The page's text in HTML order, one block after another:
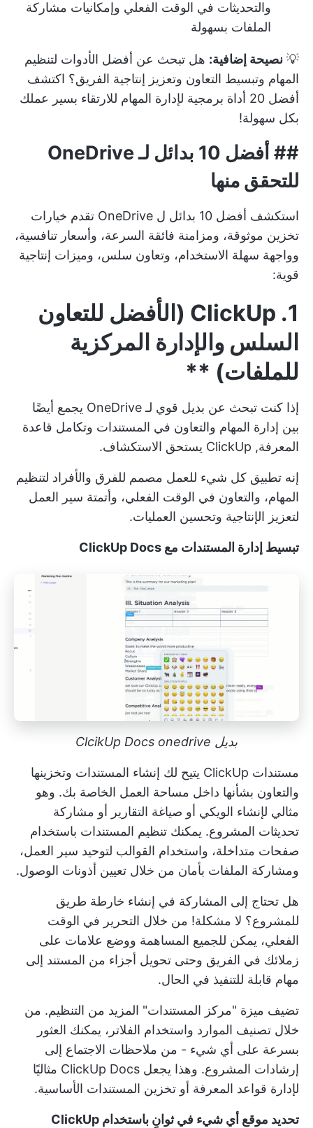
والتحديثات في الوقت الفعلي وإمكانيات مشاركة
الملفات بسهولة
💡 نصيحة إضافية: هل تبحث عن أفضل الأدوات لتنظيم
المهام وتبسيط التعاون وتعزيز إنتاجية الفريق؟ اكتشف
أفضل 20 أداة برمجية لإدارة المهام للارتقاء بسير عملك
بكل سهولة!
##
أفضل 10 بدائل لـ OneDrive
للتحقق منها
استكشف أفضل 10 بدائل ل OneDrive تقدم خيارات
تخزين موثوقة، ومزامنة فائقة السرعة، وأسعار تنافسية،
وواجهة سهلة الاستخدام، وتعاون سلس، وميزات إنتاجية
قوية:
1. ClickUp (الأفضل للتعاون
السلس والإدارة المركزية
للملفات) **
إذا كنت تبحث عن بديل قوي لـ OneDrive يجمع أيضًا
بين إدارة المهام والتعاون في المستندات وتكامل قاعدة
المعرفة, ClickUp يستحق الاستكشاف.
إنه تطبيق كل شيء للعمل مصمم للفرق والأفراد لتنظيم
المهام، والتعاون في الوقت الفعلي، وأتمتة سير العمل
لتعزيز الإنتاجية وتحسين العمليات.
تبسيط إدارة المستندات مع ClickUp Docs
بديل ClcikUp Docs onedrive
مستندات ClickUp
يتيح لك إنشاء المستندات وتخزينها
والتعاون بشأنها داخل مساحة العمل الخاصة بك. وهو
مثالي لإنشاء الويكي أو صياغة التقارير أو مشاركة
تحديثات المشروع. يمكنك تنظيم المستندات باستخدام
صفحات متداخلة، واستخدام القوالب لتوحيد سير العمل،
ومشاركة الملفات بأمان من خلال تعيين أذونات الوصول.
هل تحتاج إلى المشاركة في إنشاء خارطة طريق
للمشروع؟ لا مشكلة! من خلال التحرير في الوقت
الفعلي، يمكن للجميع المساهمة ووضع علامات على
زملائك في الفريق وحتى تحويل أجزاء من المستند إلى
مهام قابلة للتنفيذ في الحال.
تضيف ميزة "مركز المستندات" المزيد من التنظيم. من
خلال تصنيف الموارد واستخدام الفلاتر، يمكنك العثور
بسرعة على أي شيء - من ملاحظات الاجتماع إلى
إرشادات المشروع. وهذا يجعل ClickUp Docs مثاليًا
لإدارة قواعد المعرفة أو تخزين المستندات الأساسية.
تحديد موقع أي شيء في ثوانٍ باستخدام ClickUp